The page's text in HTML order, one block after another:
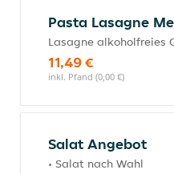
Pasta Lasagne
Lasagne alkoholfreies
11,49 €
inkl. Pfand (0,00 €)
Salat Angebot
• Salat nach Wahl